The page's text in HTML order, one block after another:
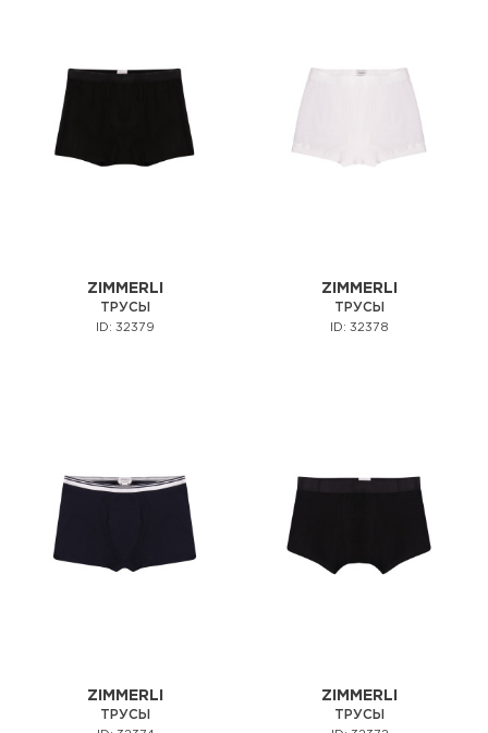
ZIMMERLI
ТРУСЫ
ID: 32379
ZIMMERLI
ТРУСЫ
ID: 32378
ZIMMERLI
ТРУСЫ
ZIMMERLI
ТРУСЫ